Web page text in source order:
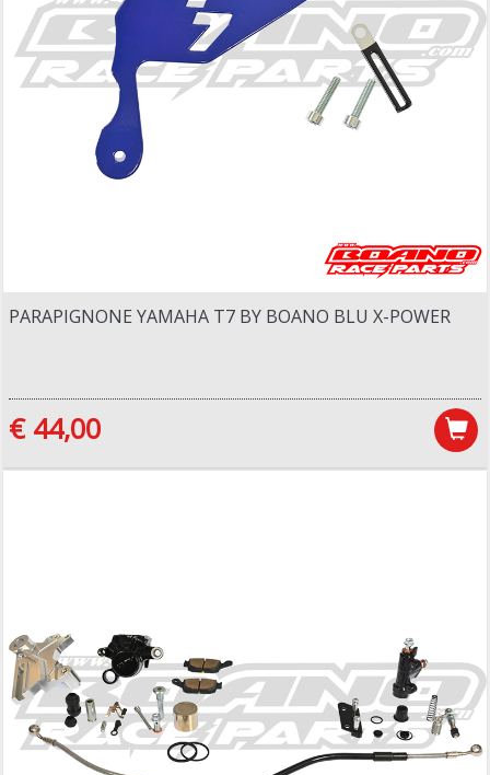
PARAPIGNONE YAMAHA T7 BY BOANO BLU X-POWER
€ 44,00